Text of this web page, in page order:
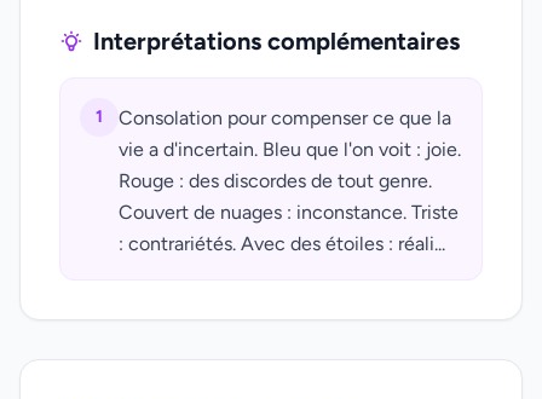
Interprétations complémentaires
1
Consolation pour compenser ce que la
vie a d'incertain. Bleu que l'on voit : joie.
Rouge : des discordes de tout genre.
Couvert de nuages : inconstance. Triste
: contrariétés. Avec des étoiles : réali...